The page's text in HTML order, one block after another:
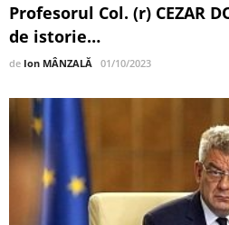
Profesorul Col. (r) CEZAR
de istorie…
de Ion MÂNZALĂ 01/10/2023